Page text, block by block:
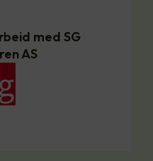
med SG
AS